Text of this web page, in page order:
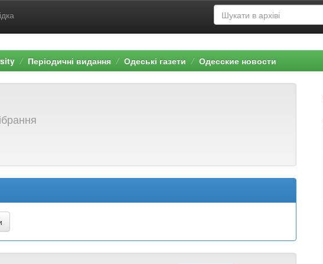
Періодичні видання Одеські газети Одесские новости